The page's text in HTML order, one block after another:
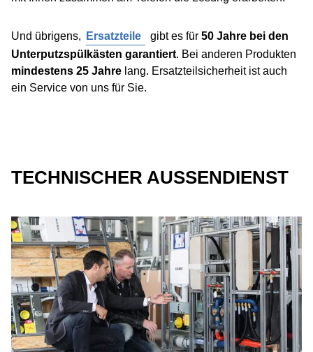
Und übrigens, Ersatzteile gibt es für 50 Jahre bei den
Unterputzspülkästen garantiert. Bei anderen Produkten
mindestens 25 Jahre lang. Ersatzteilsicherheit ist auch
ein Service von uns für Sie.
TECHNISCHER AUSSENDIENST